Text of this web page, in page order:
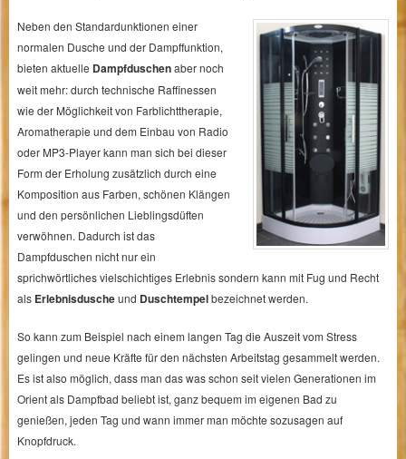
Neben den Standardunktionen einer
normalen Dusche und der Dampffunktion,
bieten aktuelle Dampfduschenaber noch
weit mehr: durch technische Raffinessen
wie der Möglichkeit von Farblichttherapie,
Aromatherapie und dem Einbau von Radio
oder MP3-Player kann man sich bei dieser
Form der Erholung zusätzlich durch eine
Komposition aus Farben, schönen Klängen
und den persönlichen Lieblingsdüften
verwöhnen. Dadurch ist das
Dampfduschen nicht nur ein
sprichwörtliches vielschichtiges Erlebnis sondern kann mit Fug und Recht
als Erlebnisduscheund Duschtempelbezeichnet werden.
So kann zum Beispiel nach einem langen Tag die Auszeit vom Stress
gelingen und neue Kräfte für den nächsten Arbeitstag gesammelt werden.
Es ist also möglich, dass man das was schon seit vielen Generationen im
Orient als Dampfbad beliebt ist, ganz bequem im eigenen Bad zu
genießen, jeden Tag und wann immer man möchte sozusagen auf
Knopfdruck.